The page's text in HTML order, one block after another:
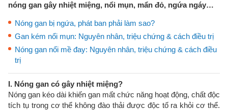
nóng gan gây nhiệt miệng, nổi mụn, mẩn đỏ, ngứa ngáy…
Nóng gan bị ngứa, phát ban phải làm sao?
Gan kém nổi mụn: Nguyên nhân, triệu chứng & cách điều trị
Nóng gan nổi mề đay: Nguyên nhân, triệu chứng & cách điều
trị
I. Nóng gan có gây nhiệt miệng?
Nóng gan kéo dài khiến gan mất chức năng hoạt động, chất độc
tích tụ trong cơ thể không đào thải được độc tố ra khỏi cơ thể.